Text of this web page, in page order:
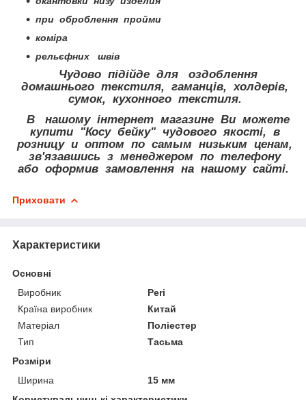
при оброблення пройми
коміра
рельєфних швів
Чудово підійде для оздоблення
домашнього текстиля, гаманців, холдерів,
сумок, кухонного текстиля.
В нашому інтернет магазине Ви можете
купити "Косу бейку" чудового якості, в
розницу и оптом по самым низьким ценам,
зв'язавшись з менеджером по телефону
або оформив замовлення на нашому сайті.
Приховати
Характеристики
Основні
Виробник
Peri
Країна виробник
Китай
Матеріал
Поліестер
Тип
Тасьма
Розміри
Ширина
15 мм